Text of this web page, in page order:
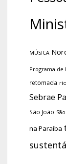
MÚSICA
Programa de
retomada
Sebrae
São João
na Paraíba